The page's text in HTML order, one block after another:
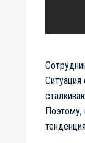
Ситуация
Поэтому,